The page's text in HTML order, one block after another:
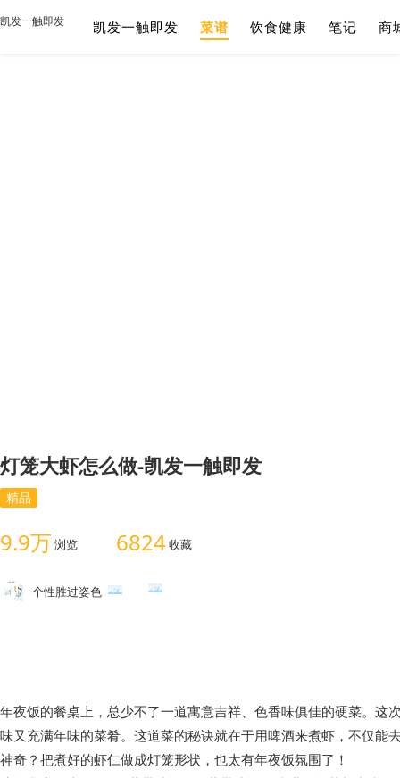
凯发一触即发 凯发一触即发 菜谱 饮食健康 笔记 商
灯笼大虾怎么做-凯发一触即发
精品
9.9万 浏览 6824收藏
个性胜过姿色
年夜饭的餐桌上，总少不了一道寓意吉祥、色香味俱佳的硬菜。这
味又充满年味的菜肴。这道菜的秘诀就在于用啤酒来煮虾，不仅能
神奇？把煮好的虾仁做成灯笼形状，也太有年夜饭氛围了！